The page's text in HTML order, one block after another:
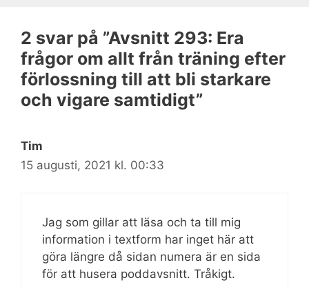
2 svar på ”Avsnitt 293: Era
frågor om allt från träning efter
förlossning till att bli starkare
och vigare samtidigt”
Tim
15 augusti, 2021 kl. 00:33
Jag som gillar att läsa och ta till mig
information i textform har inget här att
göra längre då sidan numera är en sida
för att husera poddavsnitt. Tråkigt.